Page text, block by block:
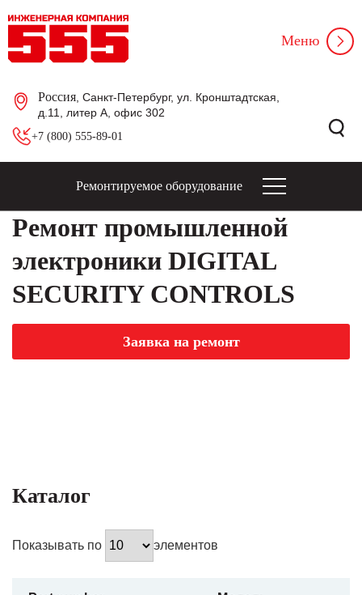
Россия , Санкт-Петербург, ул. Кронштадтская,
д.11, литер А, офис 302
+7 (800) 555-89-01
Меню
Ремонтируемое оборудование
Ремонт промышленной
электроники DIGITAL
SECURITY CONTROLS
Заявка на ремонт
Каталог
Показывать по элементов